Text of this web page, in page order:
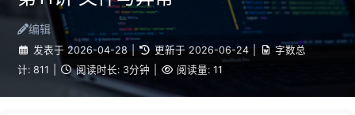
编辑
发表于 2026-04-28 | 更新于 2026-06-24 |
字数总
计: 811 阅读时长: 3分钟 阅读量: 11